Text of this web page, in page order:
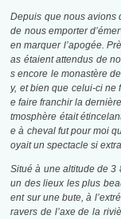
Depuis que nous avions
de nous emporter
en marquer l’apogée.
as étaient attendus de
s encore le monastère
y, et bien que celui-ci ne
e faire franchir la
tmosphère était
e à cheval fut pour moi
oyait un spectacle si
Situé à une altitude de 3
un des lieux les plus
ent sur une bute, à
ravers de l’axe de la